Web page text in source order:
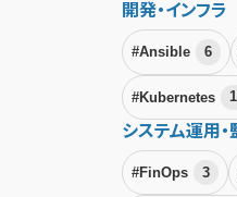
開発・インフラ
#Ansible 6
#Kubernetes
システム運用・
#FinOps 3